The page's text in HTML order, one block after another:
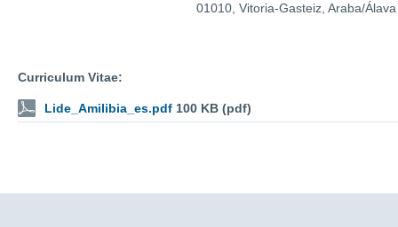
01010, Vitoria-Gasteiz, Araba/Álava
Curriculum Vitae:
Lide_Amilibia_es.pdf 100 KB (pdf)